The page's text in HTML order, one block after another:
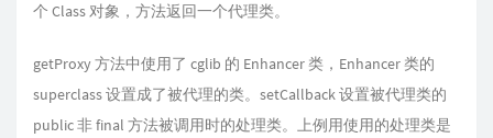
个 Class 对象，方法返回一个代理类。
getProxy 方法中使用了 cglib 的 Enhancer 类，Enhancer 类的
superclass 设置成了被代理的类。setCallback 设置被代理类的
public 非 final 方法被调用时的处理类。上例用使用的处理类是